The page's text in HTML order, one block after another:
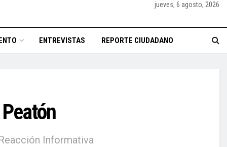
jueves, 6 agosto, 2026
ENTREVISTAS REPORTE CIUDADANO
Informativa